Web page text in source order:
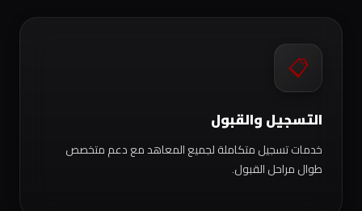
📋
التسجيل والقبول
خدمات تسجيل متكاملة لجميع المعاهد مع دعم متخصص
طوال مراحل القبول.